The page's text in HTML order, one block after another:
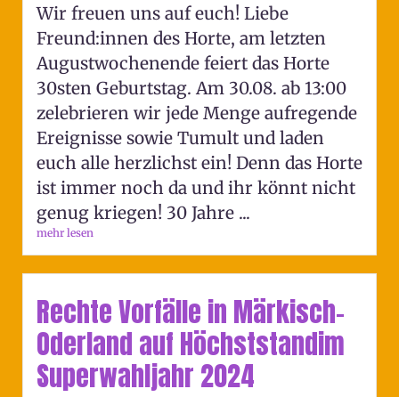
Wir freuen uns auf euch! Liebe
Freund:innen des Horte, am letzten
Augustwochenende feiert das Horte
30sten Geburtstag. Am 30.08. ab 13:00
zelebrieren wir jede Menge aufregende
Ereignisse sowie Tumult und laden
euch alle herzlichst ein! Denn das Horte
ist immer noch da und ihr könnt nicht
genug kriegen! 30 Jahre ...
mehr lesen
Rechte Vorfälle in Märkisch-
Oderland auf Höchststandim
Superwahljahr 2024